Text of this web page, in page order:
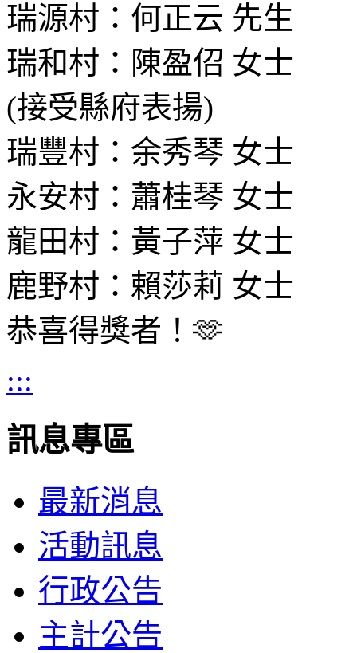
瑞源村：何正云 先生
瑞和村：陳盈佋 女士
(接受縣府表揚)
瑞豐村：余秀琴 女士
永安村：蕭桂琴 女士
龍田村：黃子萍 女士
鹿野村：賴莎莉 女士
恭喜得獎者！🫶
:::
訊息專區
最新消息
活動訊息
行政公告
主計公告